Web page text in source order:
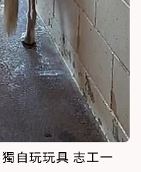
自玩玩具 志工一